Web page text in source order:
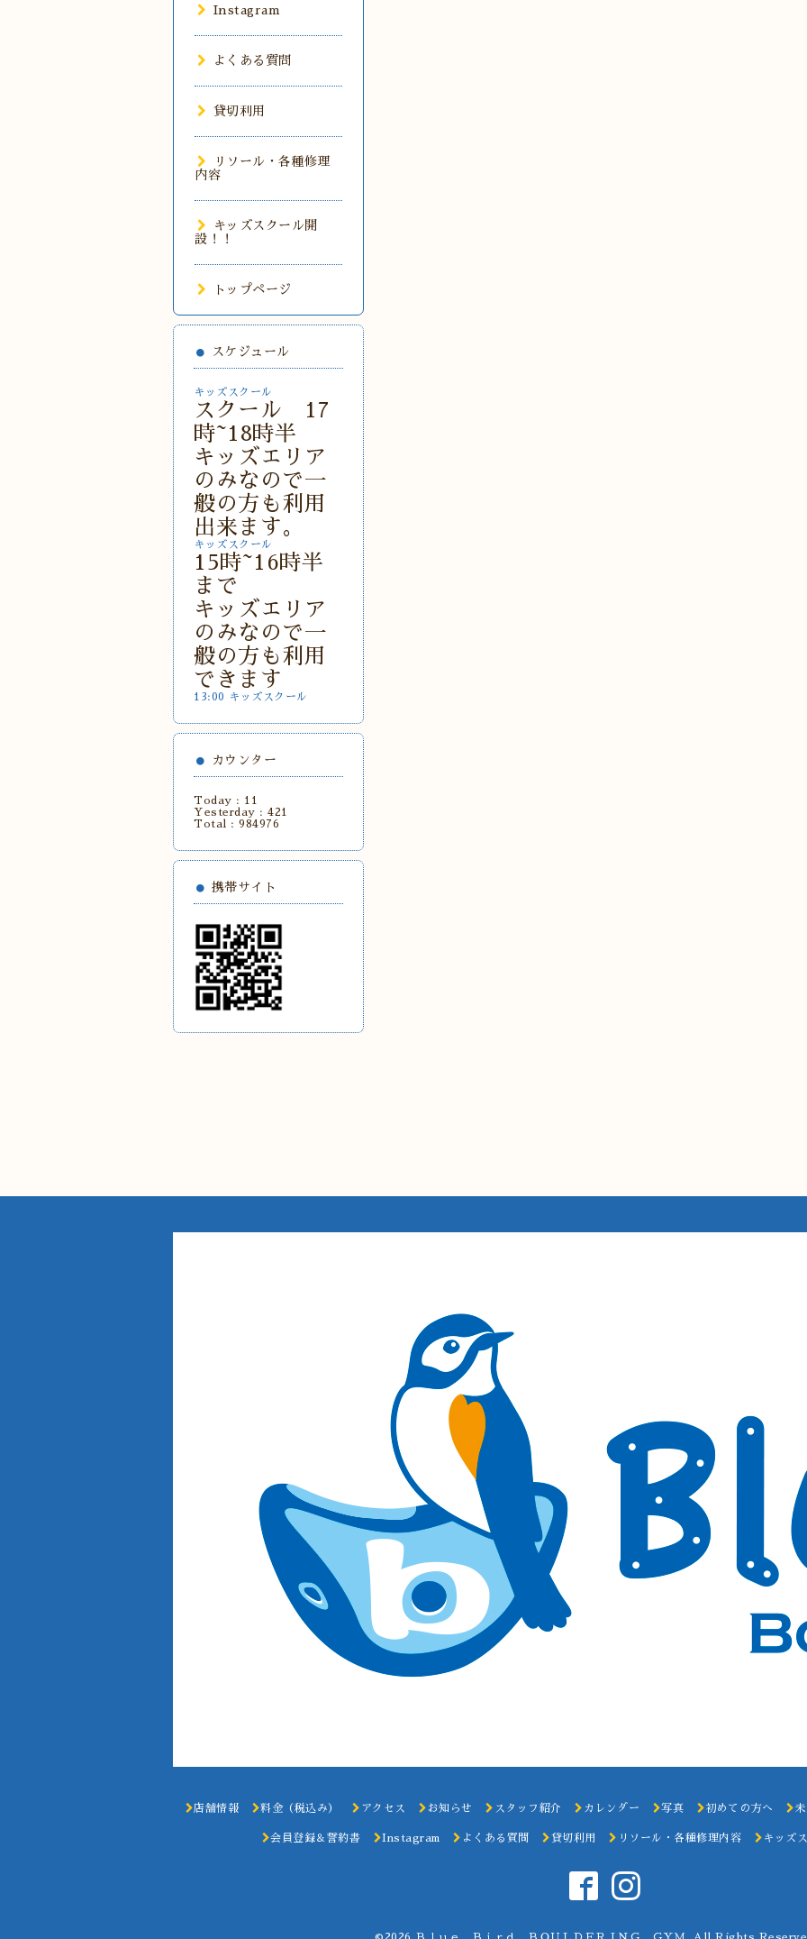
Instagram
よくある質問
貸切利用
リソール・各種修理
内容
キッズスクール開
設！！
トップページ
スケジュール
キッズスクール
スクール 17
時~18時半
キッズエリア
のみなので一
般の方も利用
出来ます。
キッズスクール
15時~16時半
まで
キッズエリア
のみなので一
般の方も利用
できます
13:00 キッズスクール
カウンター
Today : 11
Yesterday : 421
Total : 984976
携帯サイト
店舗情報 料金（税込み） アクセス お知らせ スタッフ紹介 カレンダー 写真 初めての方へ
会員登録＆誓約書 Instagram よくある質問 貸切利用 リソール・各種修理内容 キッズ